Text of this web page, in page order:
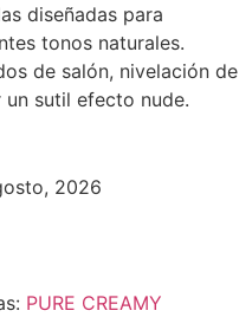
diseñadas para
tonos naturales.
de salón, nivelación de
sutil efecto nude.
2026
PURE CREAMY